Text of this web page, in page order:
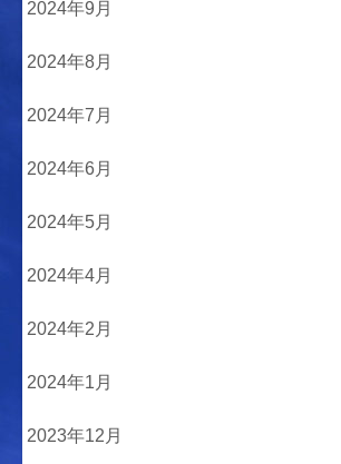
2024年9月
2024年8月
2024年7月
2024年6月
2024年5月
2024年4月
2024年2月
2024年1月
2023年12月